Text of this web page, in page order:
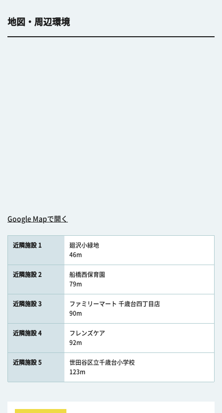
地図・周辺環境
Google Mapで開く
近隣施設 1
廻沢小緑地
46m
近隣施設 2
船橋西保育園
79m
近隣施設 3
ファミリーマート 千歳台四丁目店
90m
近隣施設 4
フレンズケア
92m
近隣施設 5
世田谷区立千歳台小学校
123m